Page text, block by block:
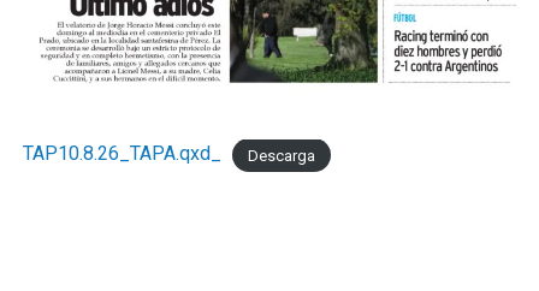
TAP10.8.26_TAPA.qxd_ Descarga